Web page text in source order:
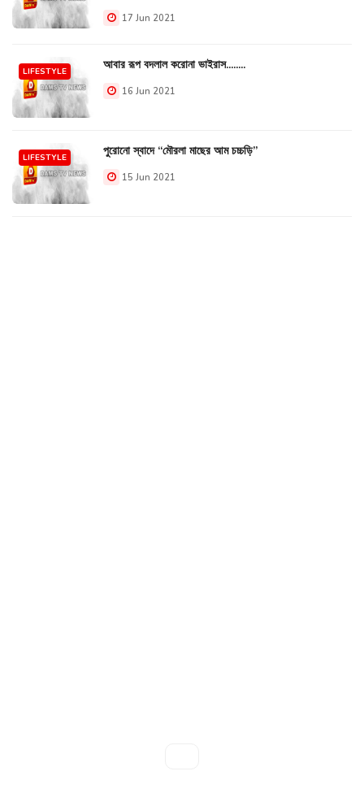
17 Jun 2021
LIFESTYLE আবার রূপ বদলাল করোনা ভাইরাস........
16 Jun 2021
LIFESTYLE পুরোনো স্বাদে “মৌরলা মাছের আম চচ্চড়ি”
15 Jun 2021